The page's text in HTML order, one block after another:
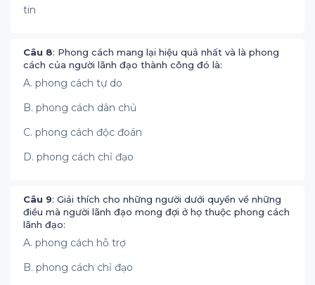
tin
Câu 8: Phong cách mang lại hiệu quả nhất và là phong
cách của người lãnh đạo thành công đó là:
A. phong cách tự do
B. phong cách dân chủ
C. phong cách độc đoán
D. phong cách chỉ đạo
Câu 9: Giải thích cho những người dưới quyền về những
điều mà người lãnh đạo mong đợi ở họ thuộc phong cách
lãnh đạo:
A. phong cách hỗ trợ
B. phong cách chỉ đạo